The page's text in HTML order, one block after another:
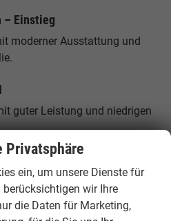
– Einstieg
moderner Ausstattung und
guter Leistung und niedrigen
Reichweite – ideal für
Privatsphäre
ein, um unsere Dienste für
wir Ihre
die Daten für Marketing,